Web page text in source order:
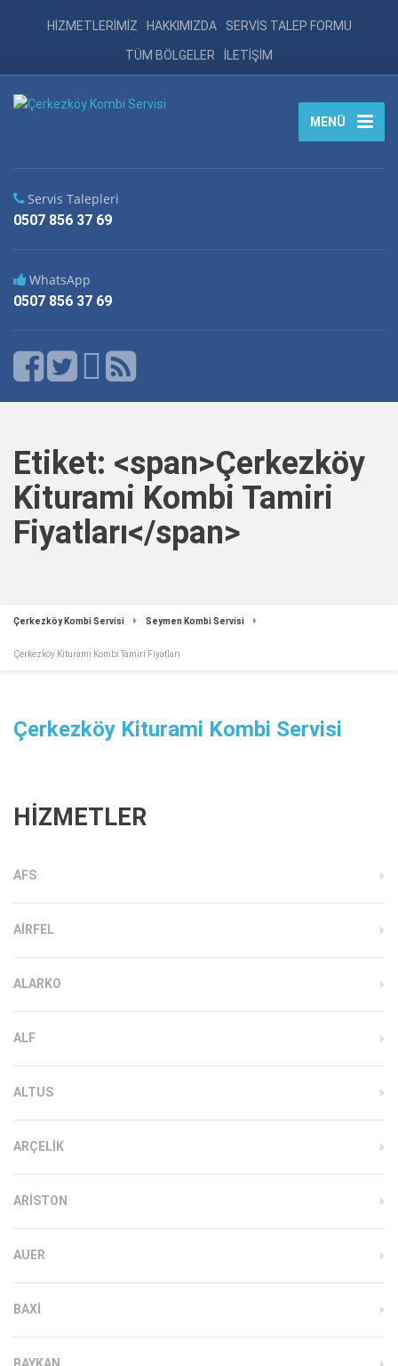
HİZMETLERİMİZ HAKKIMIZDA SERVİS TALEP FORMU
TÜM BÖLGELER İLETİŞİM
MENÜ
Servis Talepleri
0507 856 37 69
WhatsApp
0507 856 37 69
Etiket: <span>Çerkezköy
Kiturami Kombi Tamiri
Fiyatları</span>
Çerkezköy Kombi Servisi Seymen Kombi Servisi
Çerkezköy Kiturami Kombi Tamiri Fiyatları
Çerkezköy Kiturami Kombi Servisi
HİZMETLER
AFS
AIRFEL
ALARKO
ALF
ALTUS
ARÇELIK
ARISTON
AUER
BAXI
BAYKAN